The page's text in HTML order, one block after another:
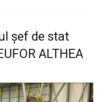
șef de stat
ALTHEA